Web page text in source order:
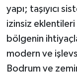
yapı; taşıyıcı
izinsiz eklentileri
bölgenin
modern ve
Bodrum ve